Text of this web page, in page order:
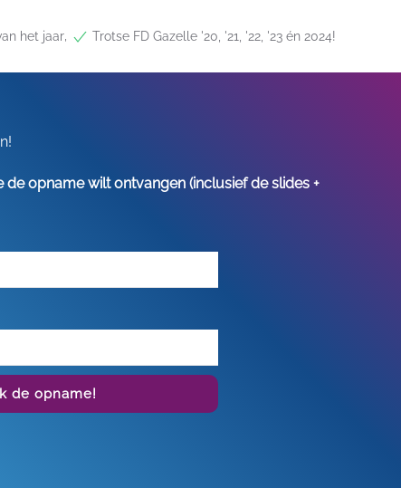
het jaar, Trotse FD Gazelle '20, '21, '22, '23 én 2024!
de opname wilt ontvangen (inclusief de slides +
de opname!